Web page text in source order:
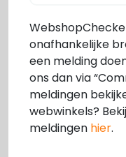
onafhankelijke
een melding
ons dan via
meldingen
webwinkels?
meldingen hier.